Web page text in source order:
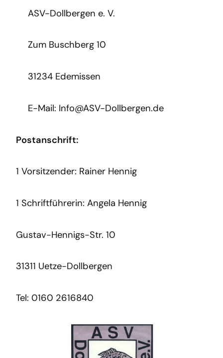
ASV-Dollbergen e. V.
Zum Buschberg 10
31234 Edemissen
E-Mail: Info@ASV-Dollbergen.de
Postanschrift:
1 Vorsitzender: Rainer Hennig
1 Schriftführerin: Angela Hennig
Gustav-Hennigs-Str. 10
31311 Uetze-Dollbergen
Tel: 0160 2616840